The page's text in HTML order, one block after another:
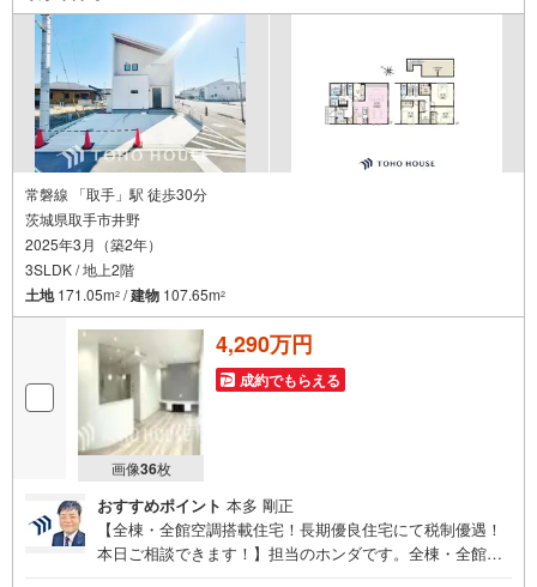
サポート」・漠然としたキャッシュフローのグラフ化、効
果的な生命保険の見直し、繰り上げ返済の効果的なタイミ
ングなどご提案させて頂きます。
常磐線 「取手」駅 徒歩30分
茨城県取手市井野
2025年3月（築2年）
3SLDK / 地上2階
土地171.05m2 /建物 107.65m2
画像36枚
4,290万円
成約でもらえる
おすすめポイント 本多 剛正
【全棟・全館空調搭載住宅！長期優良住宅にて税制優遇！
本日ご相談できます！】担当のホンダです。全棟・全館空